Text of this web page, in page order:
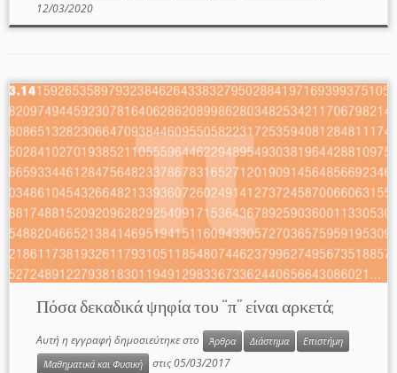
12/03/2020
Πόσα δεκαδικά ψηφία του “π” είναι αρκετά;
Αυτή η εγγραφή δημοσιεύτηκε στο Άρθρα Διάστημα
Επιστήμη
Μαθηματικά και Φυσική
στις05/03/2017